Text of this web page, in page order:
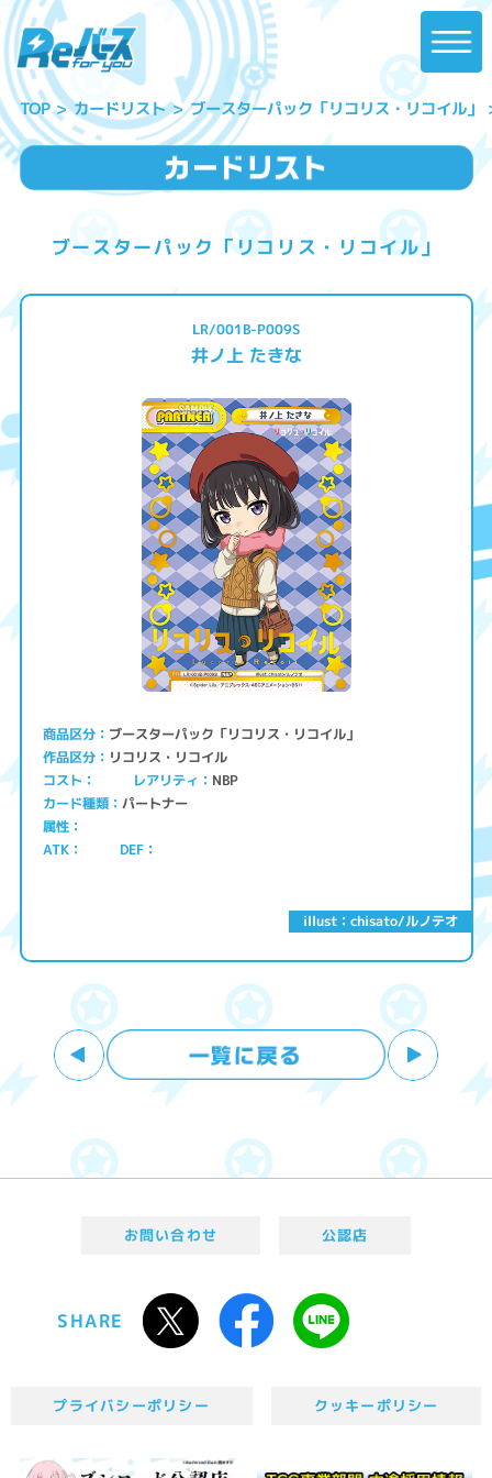
TOP カードリスト ブースターパック「リコリス・リコイル」
ブースターパック「リコリス・リコイル」
illust：chisato/ルノテオ
LR/001B-P009S
井ノ上 たきな
商品区分 ブースターパック「リコリス・リコイル」
作品区分 リコリス・リコイル
コスト レアリティ NBP
カード種類 パートナー
属性
ATK
DEF
お問い合わせ 公認店
SHARE
プライバシーポリシー クッキーポリシー